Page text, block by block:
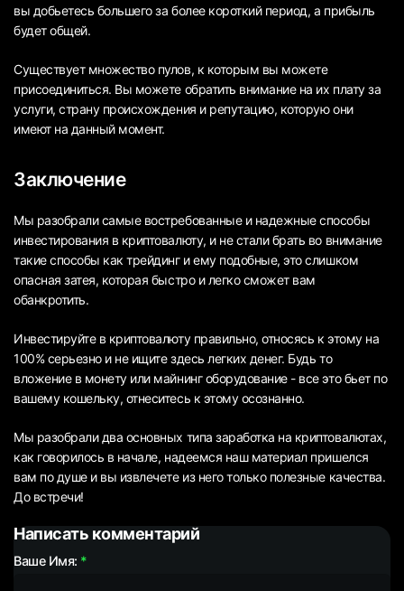
вы добьетесь большего за более короткий период, а прибыль
будет общей.
Существует множество пулов, к которым вы можете
присоединиться. Вы можете обратить внимание на их плату за
услуги, страну происхождения и репутацию, которую они
имеют на данный момент.
Заключение
Мы разобрали самые востребованные и надежные способы
инвестирования в криптовалюту, и не стали брать во внимание
такие способы как трейдинг и ему подобные, это слишком
опасная затея, которая быстро и легко сможет вам
обанкротить.
Инвестируйте в криптовалюту правильно, относясь к этому на
100% серьезно и не ищите здесь легких денег. Будь то
вложение в монету или майнинг оборудование - все это бьет по
вашему кошельку, отнеситесь к этому осознанно.
Мы разобрали два основных типа заработка на криптовалютах,
как говорилось в начале, надеемся наш материал пришелся
вам по душе и вы извлечете из него только полезные качества.
До встречи!
Написать комментарий
Ваше Имя: